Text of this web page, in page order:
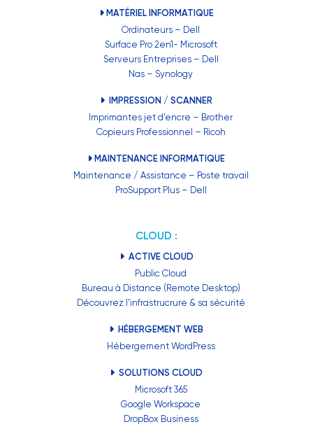
MATÉRIEL INFORMATIQUE
Ordinateurs – Dell
Surface Pro 2en1- Microsoft
Serveurs Entreprises – Dell
Nas – Synology
IMPRESSION / SCANNER
Imprimantes jet d’encre – Brother
Copieurs Professionnel – Ricoh
MAINTENANCE INFORMATIQUE
Maintenance / Assistance – Poste travail
ProSupport Plus – Dell
CLOUD :
ACTIVE CLOUD
Public Cloud
Bureau à Distance (Remote Desktop)
Découvrez l’infrastrucrure & sa sécurité
HÉBERGEMENT WEB
Hébergement WordPress
SOLUTIONS CLOUD
Microsoft 365
Google Workspace
DropBox Business